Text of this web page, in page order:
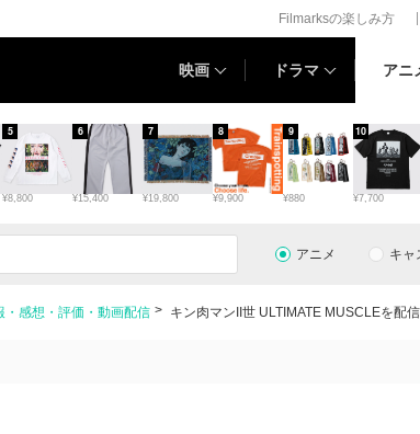
Filmarksの楽しみ方
映画 ドラマ アニ
¥8,800
5
¥15,400
6
¥19,800
7
¥9,900
8
¥880
9
¥7,700
10
アニメ キャ
・感想・評価・動画配信 キン肉マンII世 ULTIMATE MUSCLEを配